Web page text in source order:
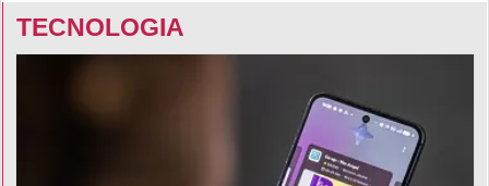
TECNOLOGIA